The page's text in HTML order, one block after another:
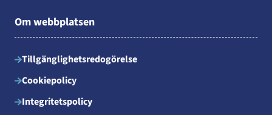
Om webbplatsen
Tillgänglighetsredogörelse
Cookiepolicy
Integritetspolicy